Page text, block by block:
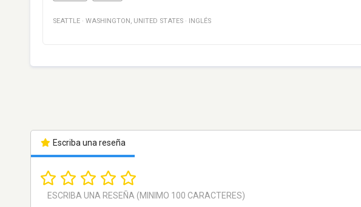
SEATTLE · WASHINGTON , UNITED STATES · INGLÉS
Escriba una reseña